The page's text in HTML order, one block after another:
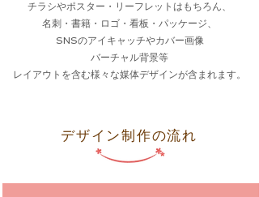
チラシやポスター・リーフレットはもちろん、
名刺・書籍・ロゴ・看板・パッケージ、
SNSのアイキャッチやカバー画像
バーチャル背景等
レイアウトを含む様々な媒体デザインが含まれます。
デザイン制作の流れ